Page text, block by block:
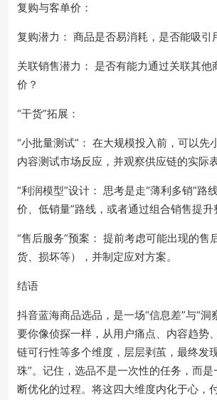
复购与客单价：
复购潜力： 商品是否易消耗，是否能吸引
关联销售潜力： 是否有能力通过关联其他
价？
“干货”拓展：
“小批量测试”： 在大规模投入前，可以先
内容测试市场反应，并观察供应链的实际表
“利润模型”设计： 思考是走“薄利多销”路
价、低销量”路线，或者通过组合销售提升
“售后服务”预案： 提前考虑可能出现的售
货、损坏等），并制定应对方案。
结语
抖音蓝海商品选品，是一场“信息差”与“洞
要你像侦探一样，从用户痛点、内容趋势
链可行性等多个维度，层层剥茧，最终发
珠”。记住，选品不是一次性的任务，而
断优化的过程。将这四大维度内化于心，